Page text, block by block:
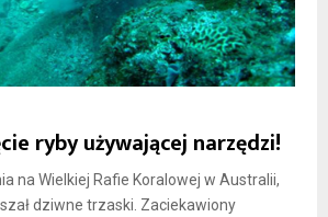
ryby używającej narzędzi!
na Wielkiej Rafie Koralowej w Australii,
dziwne trzaski. Zaciekawiony